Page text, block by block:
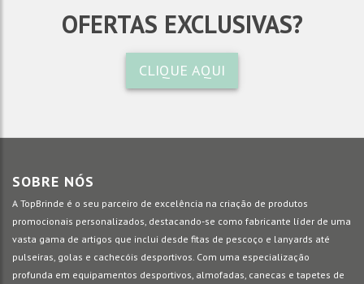
OFERTAS EXCLUSIVAS?
CLIQUE AQUI
SOBRE NÓS
A TopBrinde é o seu parceiro de excelência na criação de produtos
promocionais personalizados, destacando-se como fabricante líder de uma
vasta gama de artigos que inclui desde fitas de pescoço e lanyards até
pulseiras, golas e cachecóis desportivos. Com uma especialização
profunda em equipamentos desportivos, almofadas, canecas e tapetes de